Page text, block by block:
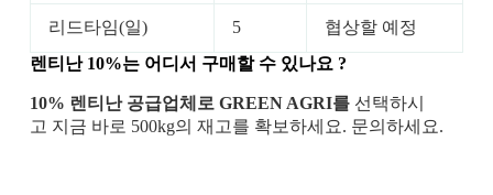
리드타임(일) 5
협상할 예정
렌티난 10%는 어디서 구매할 수 있나요 ?
10% 렌티난 공급업체로 GREEN AGRI를선택하시
고 지금 바로 500kg의 재고를 확보하세요. 문의하세요.